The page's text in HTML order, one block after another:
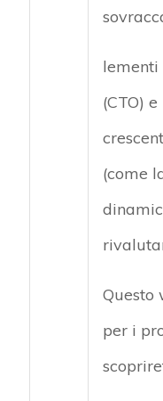
(CTO) e
(come
Questo
per i